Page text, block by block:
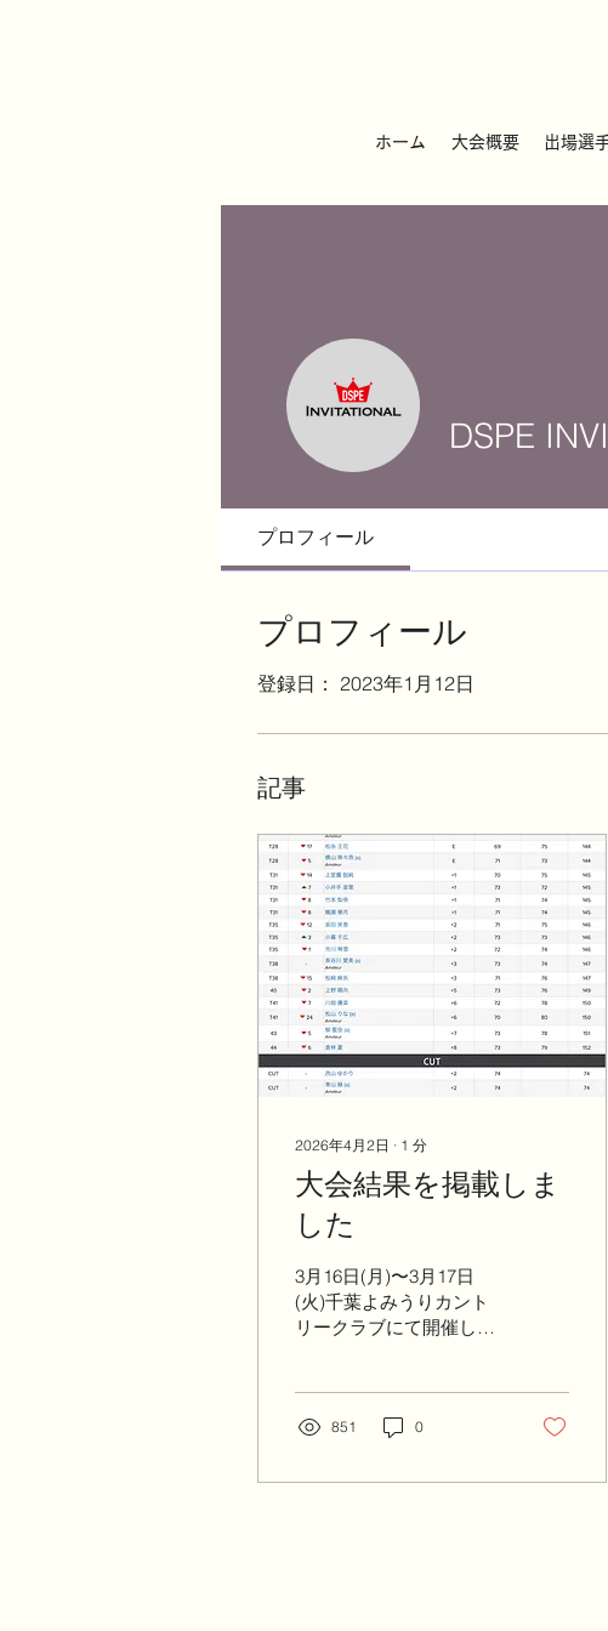
ホーム 大会概要 出場選
DSPE
プロフィール
プロフィール
登録日： 2023年1月12日
記事
2026年4月2日 ∙ 1 分
大会結果を掲載しま
した
3月16日(月)〜3月17日
(火)千葉よみうりカント
リークラブにて開催した
結果です。 優勝は-7で＠
林菜乃子プロ、長田ひな
851 0